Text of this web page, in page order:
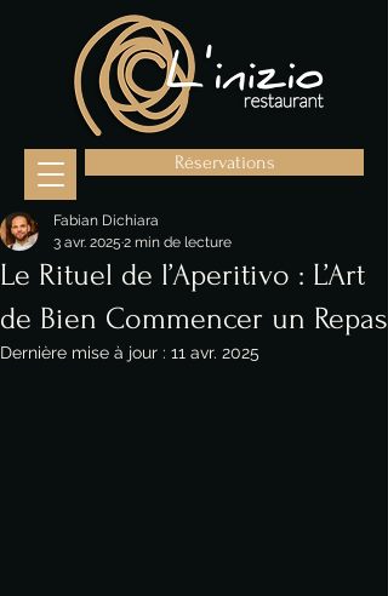
Réservations
Le Rituel de l’Aperitivo : L’Art
de Bien Commencer un Repas
Fabian Dichiara
3 avr. 2025 2 min de lecture
Dernière mise à jour : 11 avr. 2025